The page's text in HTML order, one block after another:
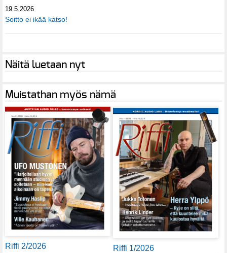
19.5.2026
Soitto ei ikää katso!
Näitä luetaan nyt
Muistathan myös nämä
Riffi 2/2026 Riffi 1/2026